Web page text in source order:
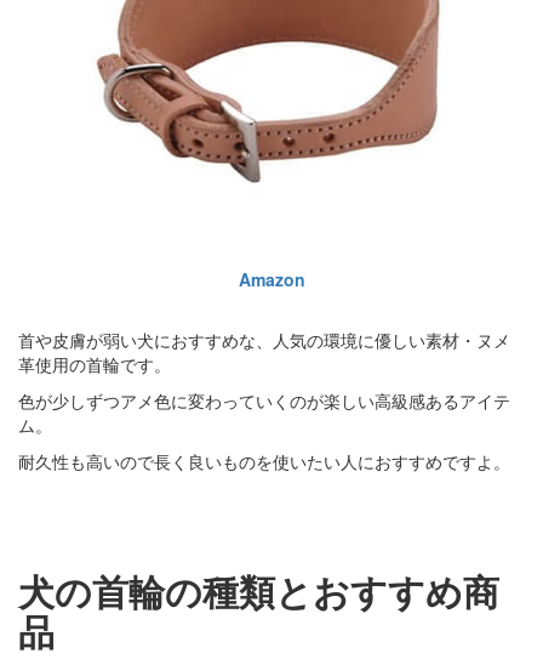
Amazon
首や皮膚が弱い犬におすすめな、人気の環境に優しい素材・ヌメ
革使用の首輪です。
色が少しずつアメ色に変わっていくのが楽しい高級感あるアイテ
ム。
耐久性も高いので長く良いものを使いたい人におすすめですよ。
犬の首輪の種類とおすすめ商
品